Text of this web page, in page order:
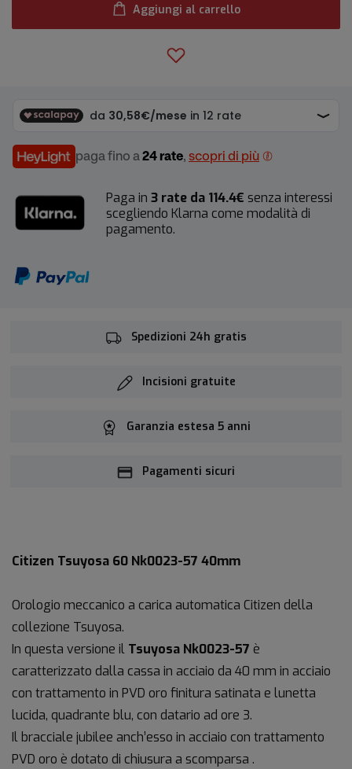
Aggiungi al carrello
paga fino a 24 rate, scopri di più
Paga in 3 rate da 114.4€ senza interessi
scegliendo Klarna come modalità di
pagamento.
Spedizioni 24h gratis
Incisioni gratuite
Garanzia estesa 5 anni
Pagamenti sicuri
Citizen Tsuyosa 60 Nk0023-57 40mm
Orologio meccanico a carica automatica Citizen della
collezione Tsuyosa.
In questa versione il Tsuyosa Nk0023-57 è
caratterizzato dalla cassa in acciaio da 40 mm in acciaio
con trattamento in PVD oro finitura satinata e lunetta
lucida, quadrante blu, con datario ad ore 3.
Il bracciale jubilee anch’esso in acciaio con trattamento
PVD oro è dotato di chiusura a scomparsa .